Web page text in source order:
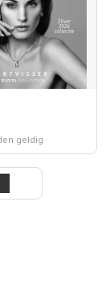
geldig